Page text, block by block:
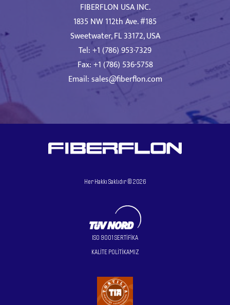
FIBERFLON USA INC.
1835 NW 112th Ave. #185
Sweetwater, FL 33172, USA
Tel: +1 (786) 953-7329
Fax: +1 (786) 536-5758
Email:sales@fiberflon.com
Her Hakkı Saklıdır ©2026
ISO 9001 SERTİFİKA
KALİTE POLİTİKAMIZ